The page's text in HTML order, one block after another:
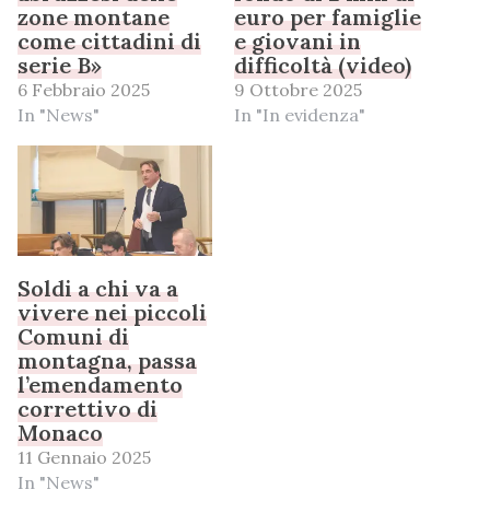
zone montane
come cittadini di
serie B»
6 Febbraio 2025
In "News"
euro per famiglie
e giovani in
difficoltà (video)
9 Ottobre 2025
In "In evidenza"
Soldi a chi va a
vivere nei piccoli
Comuni di
montagna, passa
l’emendamento
correttivo di
Monaco
11 Gennaio 2025
In "News"